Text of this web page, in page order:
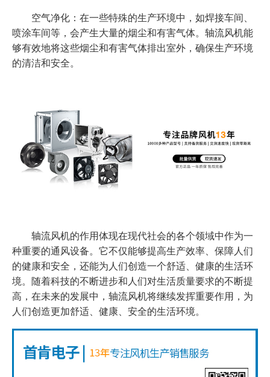
空气净化：在一些特殊的生产环境中，如焊接车间、
喷涂车间等，会产生大量的烟尘和有害气体。轴流风机能
够有效地将这些烟尘和有害气体排出室外，确保生产环境
的清洁和安全。
轴流风机的作用体现在现代社会的各个领域中作为一
种重要的通风设备。它不仅能够提高生产效率、保障人们
的健康和安全，还能为人们创造一个舒适、健康的生活环
境。随着科技的不断进步和人们对生活质量要求的不断提
高，在未来的发展中，轴流风机将继续发挥重要作用，为
人们创造更加舒适、健康、安全的生活环境。